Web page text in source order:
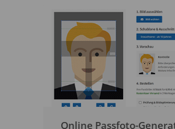
Online Passfoto-